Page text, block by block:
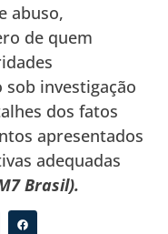
abuso,
de quem
investigação
dos fatos
apresentados
adequadas
Brasil).